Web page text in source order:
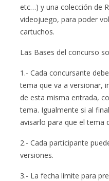
etc…) y una colección de
videojuego, para poder
cartuchos.
Las Bases del concurso
1.- Cada concursante
tema que va a versionar,
de esta misma entrada,
tema. Igualmente si al
avisarlo para que el tema
2.- Cada participante
versiones.
3.- La fecha límite para